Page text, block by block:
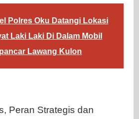
Polres Oku Datangi Lokasi
Laki Laki Di Dalam Mobil
Lawang Kulon
Peran Strategis dan